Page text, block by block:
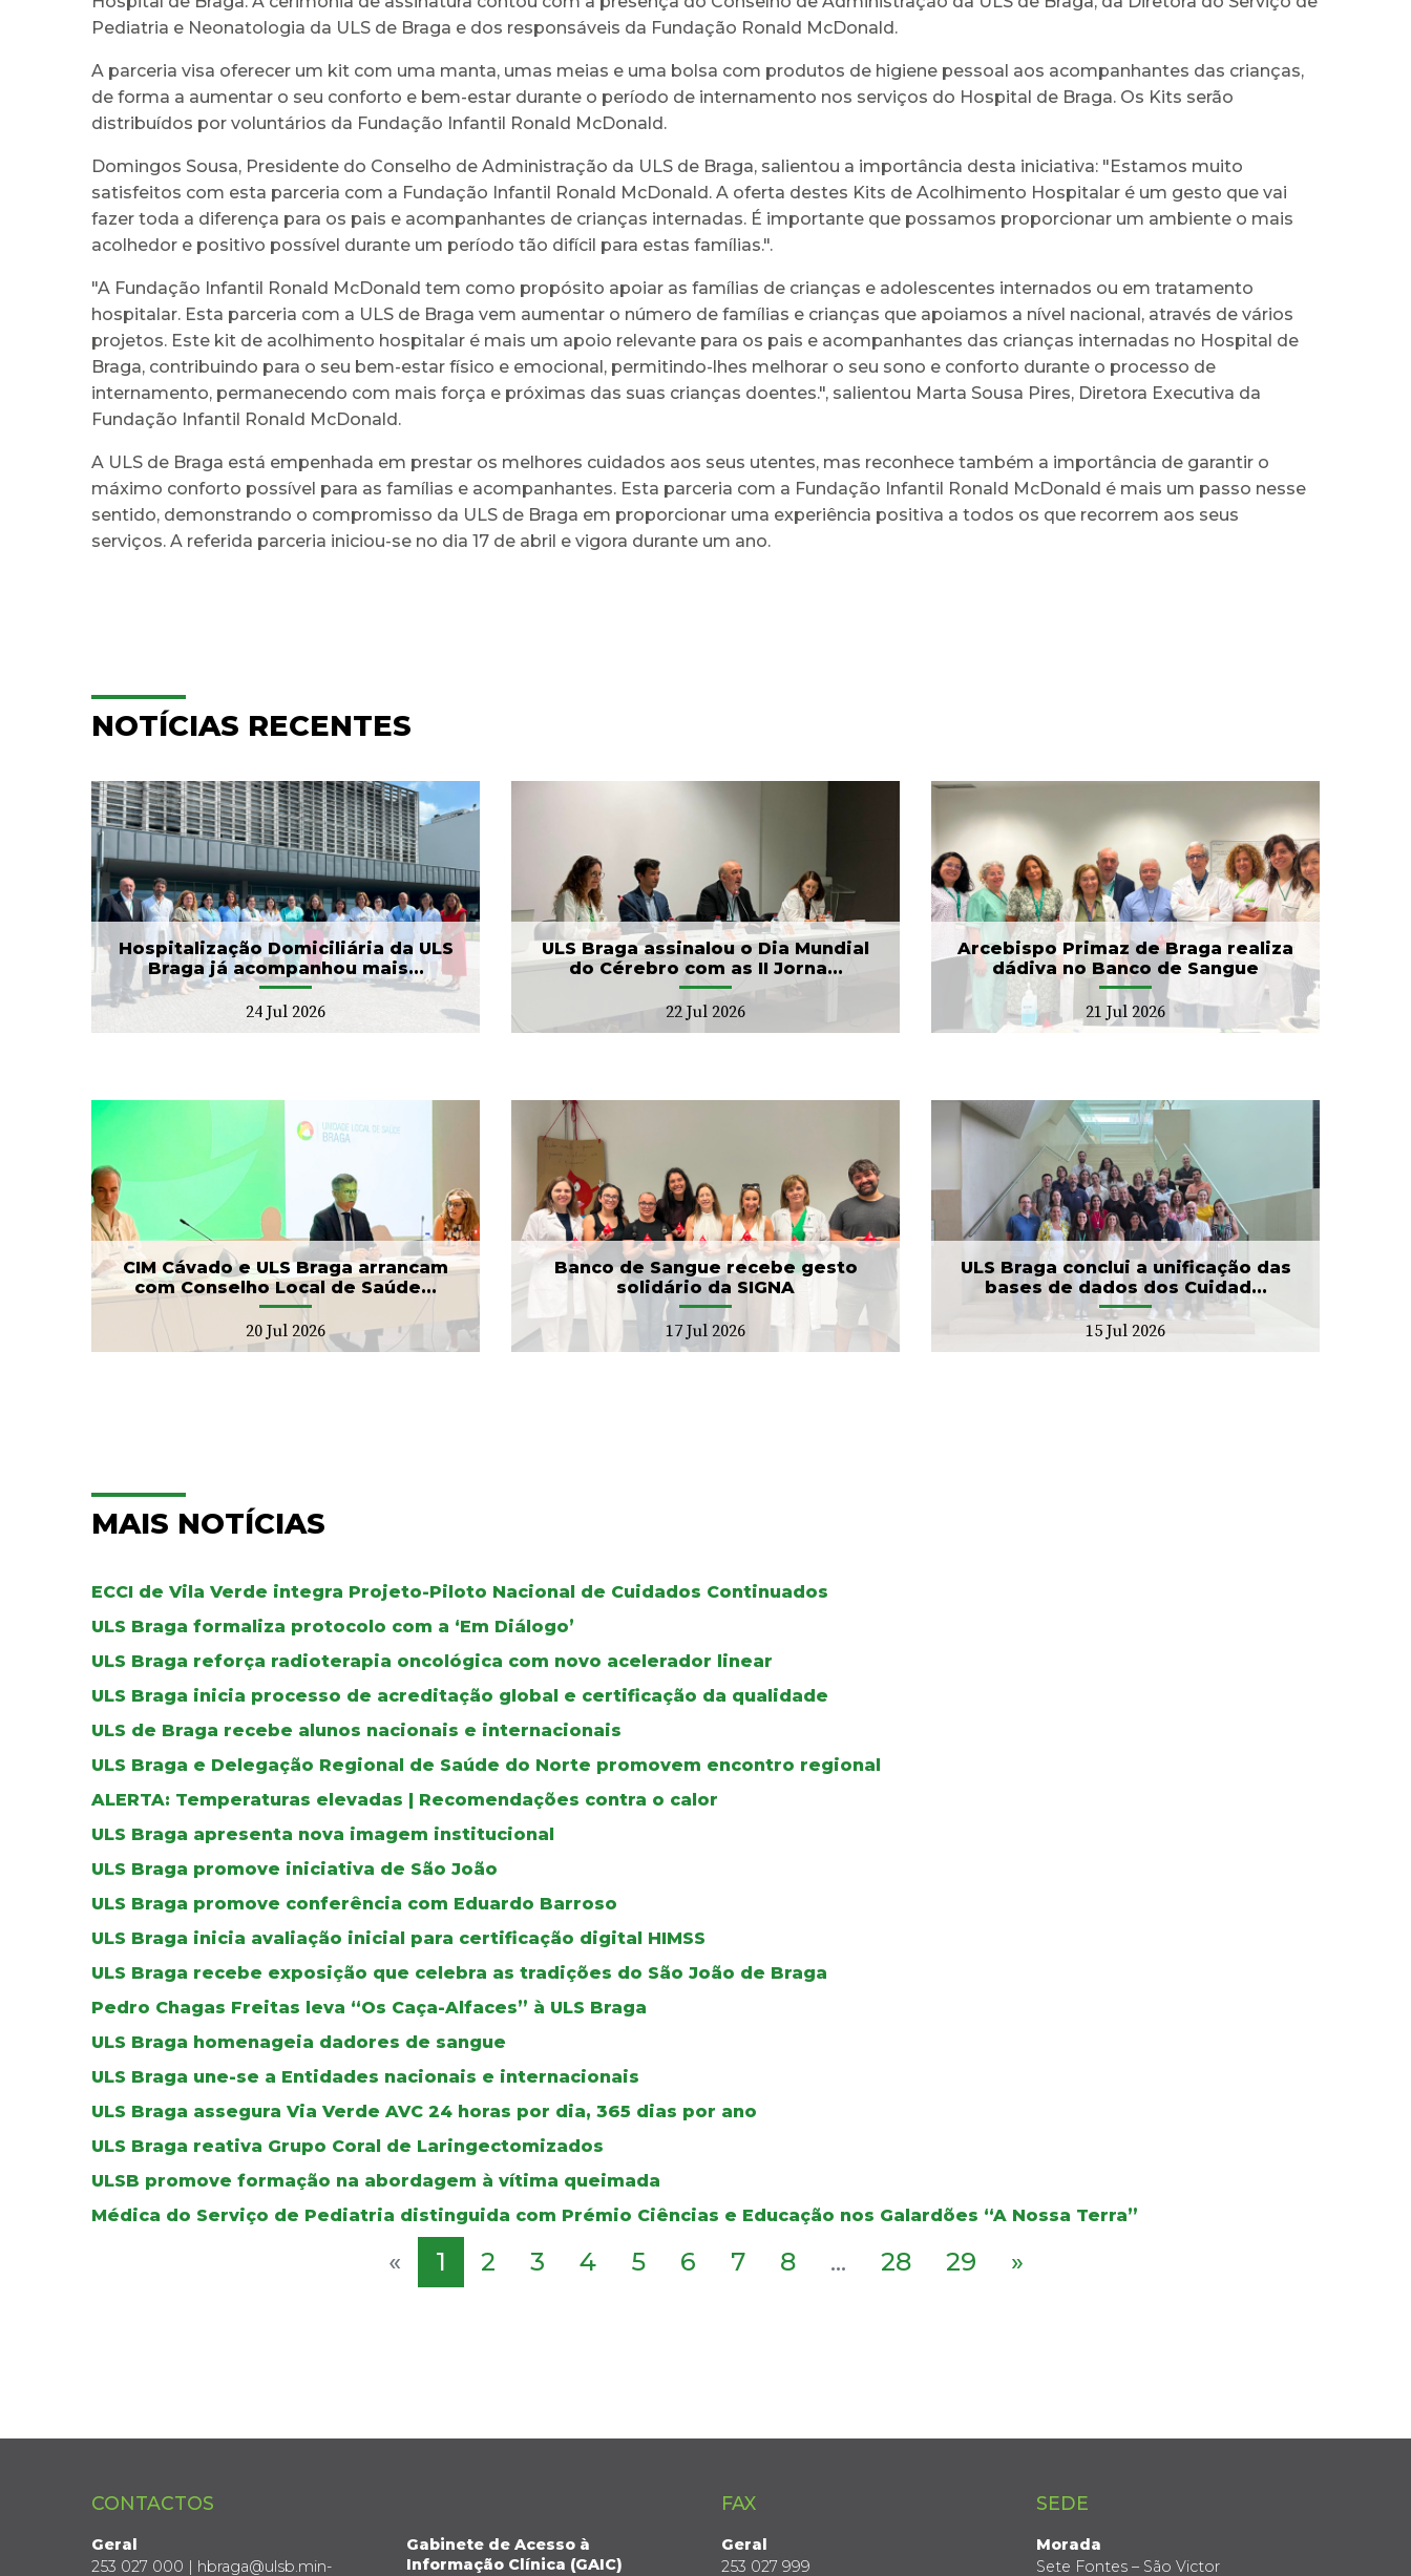
Pediatria e Neonatologia da ULS de Braga e dos responsáveis da Fundação Ronald McDonald.
A parceria visa oferecer um kit com uma manta, umas meias e uma bolsa com produtos de higiene pessoal aos acompanhantes das crianças,
de forma a aumentar o seu conforto e bem-estar durante o período de internamento nos serviços do Hospital de Braga. Os Kits serão
distribuídos por voluntários da Fundação Infantil Ronald McDonald.
Domingos Sousa, Presidente do Conselho de Administração da ULS de Braga, salientou a importância desta iniciativa: "Estamos muito
satisfeitos com esta parceria com a Fundação Infantil Ronald McDonald. A oferta destes Kits de Acolhimento Hospitalar é um gesto que vai
fazer toda a diferença para os pais e acompanhantes de crianças internadas. É importante que possamos proporcionar um ambiente o mais
acolhedor e positivo possível durante um período tão difícil para estas famílias.".
"A Fundação Infantil Ronald McDonald tem como propósito apoiar as famílias de crianças e adolescentes internados ou em tratamento
hospitalar. Esta parceria com a ULS de Braga vem aumentar o número de famílias e crianças que apoiamos a nível nacional, através de vários
projetos. Este kit de acolhimento hospitalar é mais um apoio relevante para os pais e acompanhantes das crianças internadas no Hospital de
Braga, contribuindo para o seu bem-estar físico e emocional, permitindo-lhes melhorar o seu sono e conforto durante o processo de
internamento, permanecendo com mais força e próximas das suas crianças doentes.", salientou Marta Sousa Pires, Diretora Executiva da
Fundação Infantil Ronald McDonald.
A ULS de Braga está empenhada em prestar os melhores cuidados aos seus utentes, mas reconhece também a importância de garantir o
máximo conforto possível para as famílias e acompanhantes. Esta parceria com a Fundação Infantil Ronald McDonald é mais um passo nesse
sentido, demonstrando o compromisso da ULS de Braga em proporcionar uma experiência positiva a todos os que recorrem aos seus
serviços. A referida parceria iniciou-se no dia 17 de abril e vigora durante um ano.
NOTÍCIAS RECENTES
Hospitalização Domiciliária da ULS
Braga já acompanhou mais...
24 Jul 2026
ULS Braga assinalou o Dia Mundial
do Cérebro com as II Jorna...
22 Jul 2026
ULS Braga assinalou o Dia
Mundial do Cérebro com
as II Jorna...
22 Jul 2026
Arcebispo Primaz de Braga realiza
dádiva no Banco de Sangue
21 Jul 2026
Arcebispo Primaz de
Braga realiza dádiva no
Banco de Sangue
21 Jul 2026
CIM Cávado e ULS Braga arrancam
com Conselho Local de Saúde...
20 Jul 2026
Banco de Sangue recebe gesto
solidário da SIGNA
17 Jul 2026
Banco de Sangue recebe
gesto solidário da SIGNA
17 Jul 2026
ULS Braga conclui a unificação das
bases de dados dos Cuidad...
15 Jul 2026
ULS Braga conclui a
unificação das bases de
dados dos Cuidad...
15 Jul 2026
MAIS NOTÍCIAS
ECCI de Vila Verde integra Projeto-Piloto Nacional de Cuidados Continuados
ULS Braga formaliza protocolo com a ‘Em Diálogo’
ULS Braga reforça radioterapia oncológica com novo acelerador linear
ULS Braga inicia processo de acreditação global e certificação da qualidade
ULS de Braga recebe alunos nacionais e internacionais
ULS Braga e Delegação Regional de Saúde do Norte promovem encontro regional
ALERTA: Temperaturas elevadas | Recomendações contra o calor
ULS Braga apresenta nova imagem institucional
ULS Braga promove iniciativa de São João
ULS Braga promove conferência com Eduardo Barroso
ULS Braga inicia avaliação inicial para certificação digital HIMSS
ULS Braga recebe exposição que celebra as tradições do São João de Braga
Pedro Chagas Freitas leva “Os Caça-Alfaces” à ULS Braga
ULS Braga homenageia dadores de sangue
ULS Braga une-se a Entidades nacionais e internacionais
ULS Braga assegura Via Verde AVC 24 horas por dia, 365 dias por ano
ULS Braga reativa Grupo Coral de Laringectomizados
ULSB promove formação na abordagem à vítima queimada
Médica do Serviço de Pediatria distinguida com Prémio Ciências e Educação nos Galardões “A Nossa Terra”
« 1 2 3 4 5 6 7 8 ... 28 29 »
CONTACTOS
Geral
253 027 000 | hbraga@ulsb.min-
Gabinete de Acesso à
Informação Clínica (GAIC)
FAX
Geral
253 027 999
SEDE
Morada
Sete Fontes – São Victor